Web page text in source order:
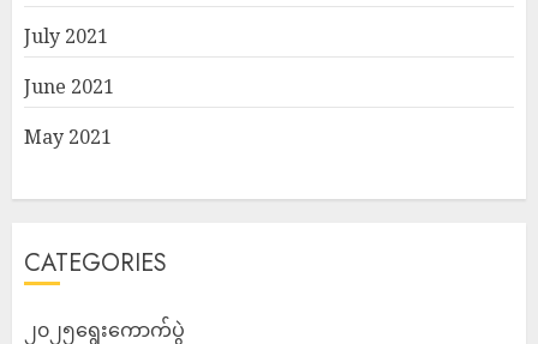
July 2021
June 2021
May 2021
CATEGORIES
၂၀၂၅ရွေးကောက်ပွဲ